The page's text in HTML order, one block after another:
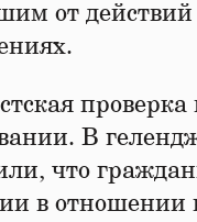
от
проверка
В
что
в отношении